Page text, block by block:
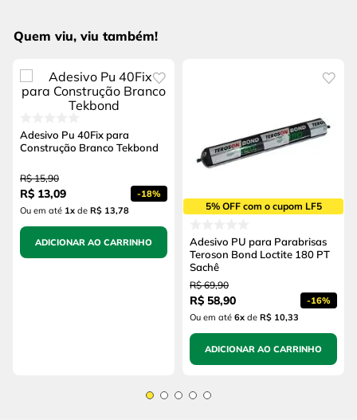
Quem viu, viu também!
Adesivo Pu 40Fix para
Construção Branco Tekbond
R$ 15,90
R$ 13,09 -18%
Ou em até 1x de R$ 13,78
ADICIONAR AO CARRINHO
5% OFF com o cupom LF5
Adesivo PU para Parabrisas
Teroson Bond Loctite 180 PT
Sachê
R$ 69,90
R$ 58,90 -16%
Ou em até 6x de R$ 10,33
ADICIONAR AO CARRINHO